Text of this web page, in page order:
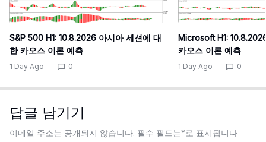
S&P 500 H1: 10.8.2026 아시아 세션에 대
한 카오스 이론 예측
1 Day Ago 0
Microsoft H1:
카오스 이론 예측
1 Day Ago 0
답글 남기기
이메일 주소는 공개되지 않습니다. 필수 필드는*로 표시됩니다